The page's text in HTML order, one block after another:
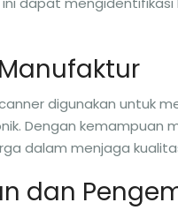
digunakan untuk
Dengan kemampuan
dalam menjaga
dan